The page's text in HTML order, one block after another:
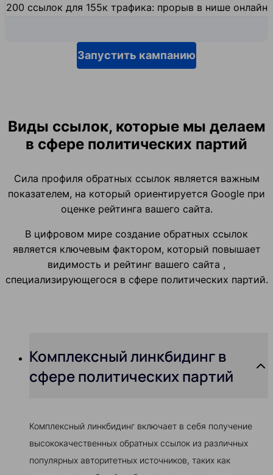
200 ссылок для 155к трафика: прорыв в нише
Запустить кампанию
Виды ссылок, которые мы делаем
в сфере политических партий
Сила профиля обратных ссылок является важным
показателем, на который ориентируется Google при
оценке рейтинга вашего сайта.
В цифровом мире создание обратных ссылок
является ключевым фактором, который повышает
видимость и рейтинг вашего сайта ,
специализирующегося в сфере политических партий.
Комплексный линкбидинг в
сфере политических партий
Комплексный линкбидинг включает в себя получение
высококачественных обратных ссылок из различных
популярных авторитетных источников, таких как